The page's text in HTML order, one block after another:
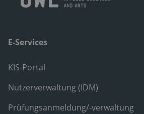
E-Services
KIS-Portal
Nutzerverwaltung (IDM)
Prüfungsanmeldung/-verwaltung